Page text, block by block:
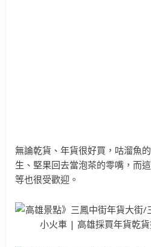
無論乾貨、年貨很好買，咕溜魚
生、堅果回去當泡茶的零嘴，而
等也很受歡迎。